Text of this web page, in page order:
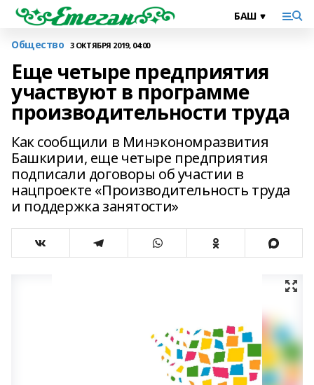
Общество 3 ОКТЯБРЯ 2019, 04:00
Еще четыре предприятия
участвуют в программе
производительности труда
Как сообщили в Минэкономразвития
Башкирии, еще четыре предприятия
подписали договоры об участии в
нацпроекте «Производительность труда
и поддержка занятости»